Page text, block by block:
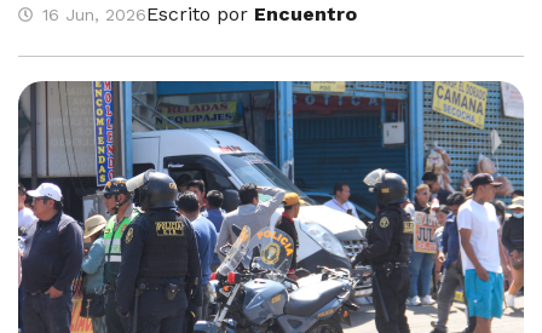
16 Jun, 2026Escrito por Encuentro